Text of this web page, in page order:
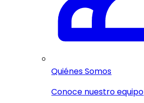
Quiénes Somos
Conoce nuestro equipo